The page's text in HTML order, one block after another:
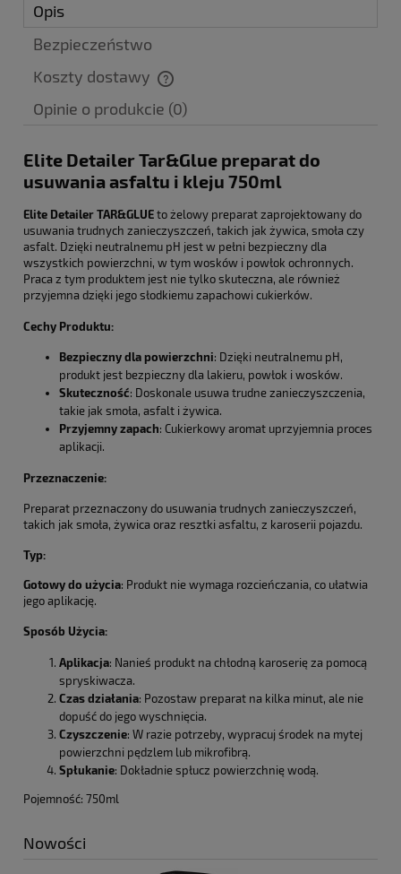
Opis
Bezpieczeństwo
Koszty dostawy
Cena nie zawiera ewentualnych kosztów płatności
Opinie o produkcie (0)
Elite Detailer Tar&Glue preparat do
usuwania asfaltu i kleju 750ml
Elite Detailer TAR&GLUE to żelowy preparat zaprojektowany do
usuwania trudnych zanieczyszczeń, takich jak żywica, smoła czy
asfalt. Dzięki neutralnemu pH jest w pełni bezpieczny dla
wszystkich powierzchni, w tym wosków i powłok ochronnych.
Praca z tym produktem jest nie tylko skuteczna, ale również
przyjemna dzięki jego słodkiemu zapachowi cukierków.
Cechy Produktu:
Bezpieczny dla powierzchni: Dzięki neutralnemu pH,
produkt jest bezpieczny dla lakieru, powłok i wosków.
Skuteczność: Doskonale usuwa trudne zanieczyszczenia,
takie jak smoła, asfalt i żywica.
Przyjemny zapach: Cukierkowy aromat uprzyjemnia proces
aplikacji.
Przeznaczenie:
Preparat przeznaczony do usuwania trudnych zanieczyszczeń,
takich jak smoła, żywica oraz resztki asfaltu, z karoserii pojazdu.
Typ:
Gotowy do użycia: Produkt nie wymaga rozcieńczania, co ułatwia
jego aplikację.
Sposób Użycia:
Aplikacja: Nanieś produkt na chłodną karoserię za pomocą
spryskiwacza.
Czas działania: Pozostaw preparat na kilka minut, ale nie
dopuść do jego wyschnięcia.
Czyszczenie: W razie potrzeby, wypracuj środek na mytej
powierzchni pędzlem lub mikrofibrą.
Spłukanie: Dokładnie spłucz powierzchnię wodą.
Pojemność: 750ml
Nowości